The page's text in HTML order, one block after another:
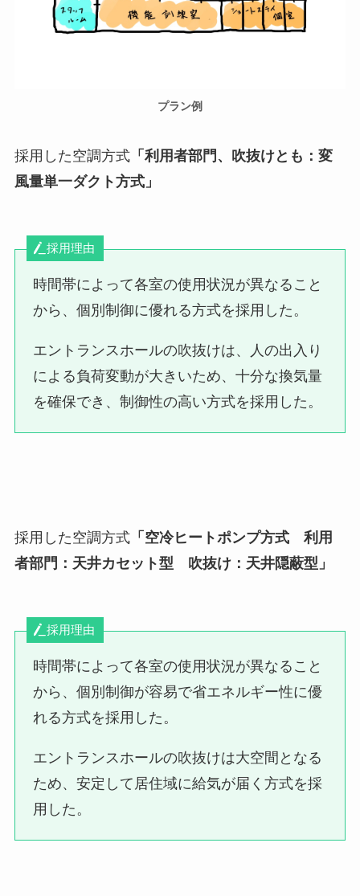
プラン例
採用した空調方式「利用者部門、吹抜けとも：変
風量単一ダクト方式」
採用理由
時間帯によって各室の使用状況が異なること
から、個別制御に優れる方式を採用した。
エントランスホールの吹抜けは、人の出入り
による負荷変動が大きいため、十分な換気量
を確保でき、制御性の高い方式を採用した。
採用した空調方式「空冷ヒートポンプ方式 利用
者部門：天井カセット型 吹抜け：天井隠蔽型」
採用理由
時間帯によって各室の使用状況が異なること
から、個別制御が容易で省エネルギー性に優
れる方式を採用した。
エントランスホールの吹抜けは大空間となる
ため、安定して居住域に給気が届く方式を採
用した。